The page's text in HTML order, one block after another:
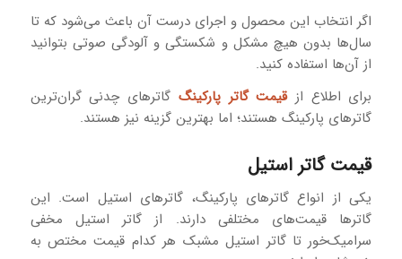
اگر انتخاب این محصول و اجرای درست آن باعث می‌شود که تا
سال‌ها بدون هیچ مشکل و شکستگی و آلودگی صوتی بتوانید
از آن‌ها استفاده کنید.
برای اطلاع ازقیمت گاتر پارکینگ گاترهای چدنی گران‌ترین
گاترهای پارکینگ هستند؛ اما بهترین گزینه نیز هستند.
قیمت گاتر استیل
یکی از انواع گاترهای پارکینگ، گاترهای استیل است. این
گاترها قیمت‌های مختلفی دارند. از گاتر استیل مخفی
سرامیک‌خور تا گاتر استیل مشبک هر کدام قیمت مختص به